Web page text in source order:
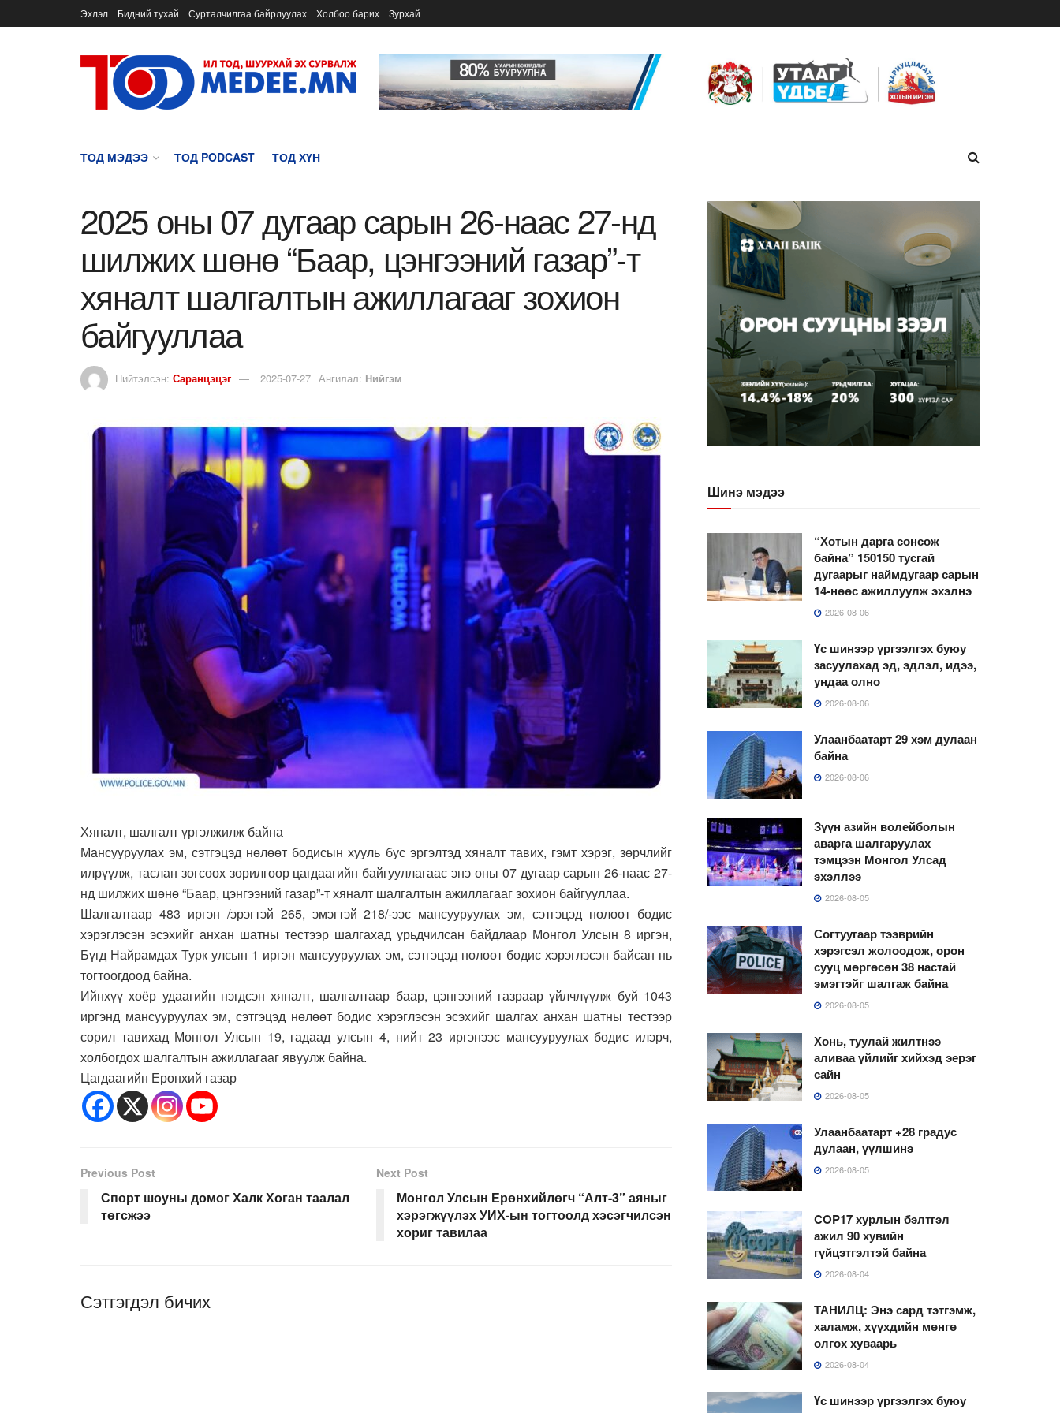
Эхлэл Бидний тухай Сурталчилгаа байрлуулах Холбоо барих Зурхай
ТОД МЭДЭЭ ТОД PODCAST ТОД ХҮН
2025 оны 07 дугаар сарын 26-наас 27-нд
шилжих шөнө “Баар, цэнгээний газар”-т
хяналт шалгалтын ажиллагааг зохион
байгууллаа
Нийтэлсэн: Саранцэцэг 2025-07-27 Ангилал: Нийгэм
Хяналт, шалгалт үргэлжилж байна
Мансууруулах эм, сэтгэцэд нөлөөт бодисын хууль бус эргэлтэд хяналт тавих, гэмт хэрэг, зөрчлийг
илрүүлж, таслан зогсоох зорилгоор цагдаагийн байгууллагаас энэ оны 07 дугаар сарын 26-наас 27-
нд шилжих шөнө “Баар, цэнгээний газар”-т хяналт шалгалтын ажиллагааг зохион байгууллаа.
Шалгалтаар 483 иргэн /эрэгтэй 265, эмэгтэй 218/-ээс мансууруулах эм, сэтгэцэд нөлөөт бодис
хэрэглэсэн эсэхийг анхан шатны тестээр шалгахад урьдчилсан байдлаар Монгол Улсын 8 иргэн,
Бүгд Найрамдах Турк улсын 1 иргэн мансууруулах эм, сэтгэцэд нөлөөт бодис хэрэглэсэн байсан нь
тогтоогдоод байна.
Ийнхүү хоёр удаагийн нэгдсэн хяналт, шалгалтаар баар, цэнгээний газраар үйлчлүүлж буй 1043
иргэнд мансууруулах эм, сэтгэцэд нөлөөт бодис хэрэглэсэн эсэхийг шалгах анхан шатны тестээр
сорил тавихад Монгол Улсын 19, гадаад улсын 4, нийт 23 иргэнээс мансууруулах бодис илэрч,
холбогдох шалгалтын ажиллагааг явуулж байна.
Цагдаагийн Ерөнхий газар
Previous Post
Спорт шоуны домог Халк Хоган таалал
төгсжээ
Next Post
Монгол Улсын Ерөнхийлөгч “Алт-3” аяныг
хэрэгжүүлэх УИХ-ын тогтоолд хэсэгчилсэн
хориг тавилаа
Сэтгэгдэл бичих
Шинэ мэдээ
“Хотын дарга сонсож
байна” 150150 тусгай
дугаарыг наймдугаар сарын
14-нөөс ажиллуулж эхэлнэ
2026-08-06
Үс шинээр үргээлгэх буюу
засуулахад эд, эдлэл, идээ,
ундаа олно
2026-08-06
Улаанбаатарт 29 хэм дулаан
байна
2026-08-06
Зүүн азийн волейболын
аварга шалгаруулах
тэмцээн Монгол Улсад
эхэллээ
2026-08-05
Согтуугаар тээврийн
хэрэгсэл жолоодож, орон
сууц мөргөсөн 38 настай
эмэгтэйг шалгаж байна
2026-08-05
Хонь, туулай жилтнээ
аливаа үйлийг хийхэд эерэг
сайн
2026-08-05
Улаанбаатарт +28 градус
дулаан, үүлшинэ
2026-08-05
COP17 хурлын бэлтгэл
ажил 90 хувийн
гүйцэтгэлтэй байна
2026-08-04
ТАНИЛЦ: Энэ сард тэтгэмж,
халамж, хүүхдийн мөнгө
олгох хуваарь
2026-08-04
Үс шинээр үргээлгэх буюу